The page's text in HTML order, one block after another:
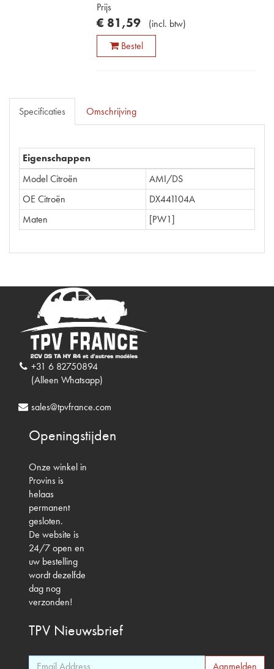
Prijs
€ 81,59 (incl. btw)
Bestel
Specificaties Omschrijving
Eigenschappen
Model Citroën
AMI/DS
OE Citroën
DX441104A
Maten
[PW1]
+31 6 82750894
(Alleen Whatsapp)
sales@tpvfrance.com
Openingstijden
Onze winkel in
Provins is
helaas
permanent
gesloten.
De website is
24/7 open en
uw bestelling
wordt dezelfde
dag nog
verzonden!
TPV Nieuwsbrief